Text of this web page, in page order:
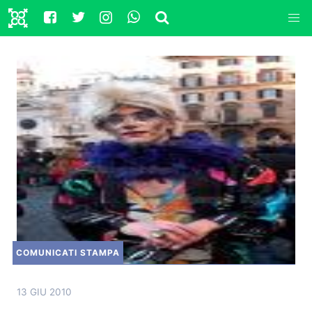
COMUNICATI STAMPA
13 GIU 2010